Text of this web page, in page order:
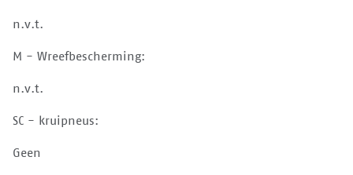
n.v.t.
M - Wreefbescherming:
n.v.t.
SC - kruipneus:
Geen